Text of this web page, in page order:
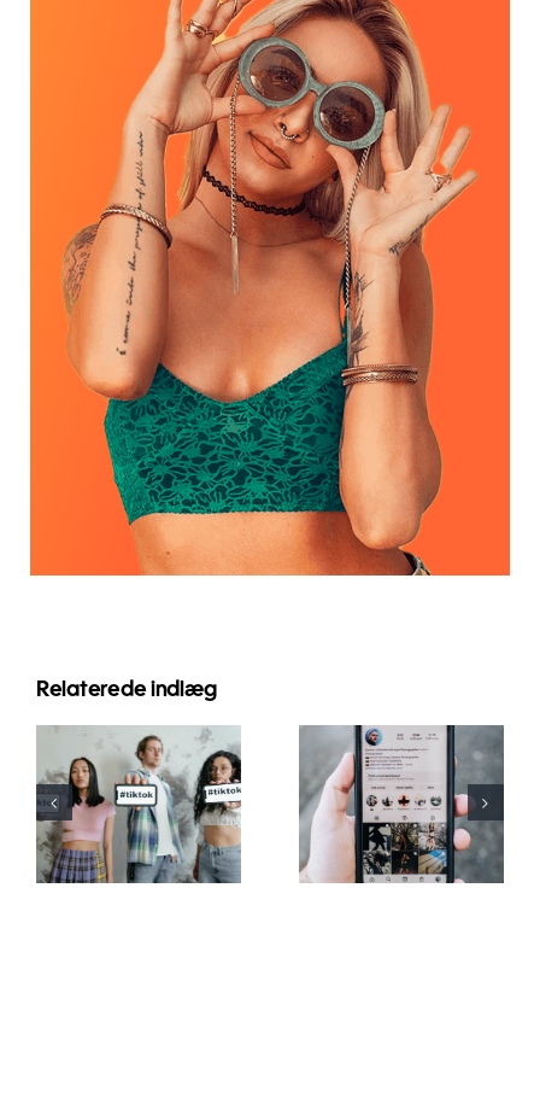
Relaterede indlæg
Top TikTok
skrifttypegeneratorer
til kreative
tekster
Top 3
platforme til
planlægning
af opslag på
flere sociale